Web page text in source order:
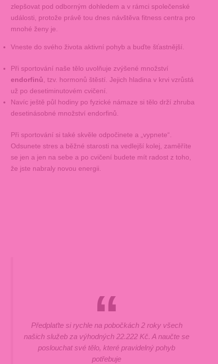
zlepšovat pod odborným dohledem a v rámci společenské
události, protože právě tou dnes návštěva fitness centra pro
mnohé ženy je.
Vneste do svého života aktivní pohyb a buďte šťastnější.
Při sportování naše tělo uvolňuje zvýšené množství
endorfinů, tzv. hormonů štěstí. Jejich hladina v krvi vzrůstá
už po desetiminutovém cvičení.
Navíc ještě půl hodiny po fyzické námaze si tělo drží zhruba
desetinásobné množství endorfinů.
Při sportování si také skvěle odpočinete a „vypnete“.
Odsunete stres a běžné starosti na vedlejší kolej, zaměříte
se jen a jen na sebe a po cvičení budete mít radost z toho,
že jste nabraly novou energii.
Předplaťte si rychle na pobočkách 2 roky všech
našich služeb za výhodných 22.222 Kč. A naučte se
poslouchat své tělo, které pravidelný pohyb
potřebuje